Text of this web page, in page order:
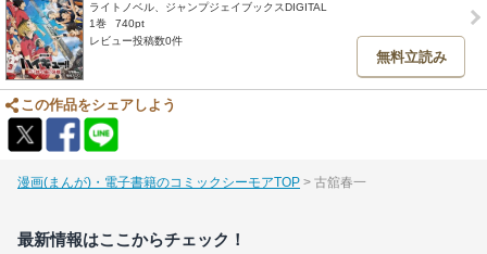
ライトノベル、ジャンプジェイブックスDIGITAL
1巻
740pt
レビュー投稿数0件
無料立読み
この作品をシェアしよう
漫画(まんが)・電子書籍のコミックシーモアTOP 古舘春一
最新情報はここからチェック！